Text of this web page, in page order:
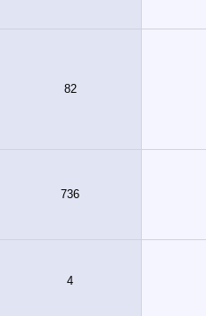
82
736
4